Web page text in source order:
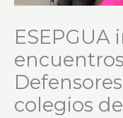
ESEPGUA
colegios